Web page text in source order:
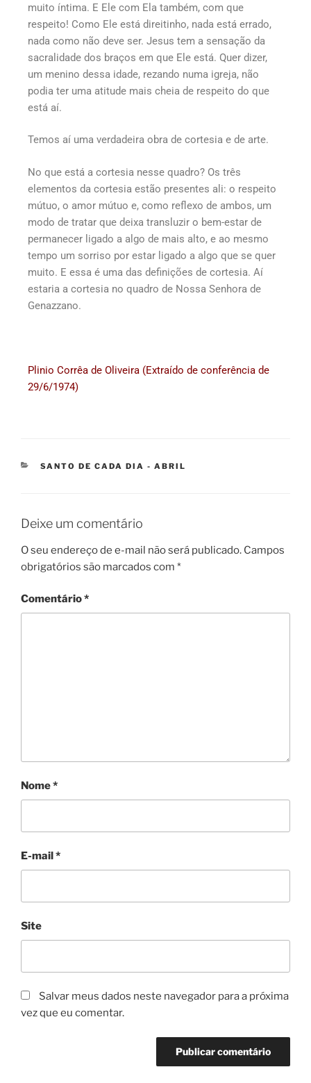
muito íntima. E Ele com Ela também, com que
respeito! Como Ele está direitinho, nada está errado,
nada como não deve ser. Jesus tem a sensação da
sacralidade dos braços em que Ele está. Quer dizer,
um menino dessa idade, rezando numa igreja, não
podia ter uma atitude mais cheia de respeito do que
está aí.
Temos aí uma verdadeira obra de cortesia e de arte.
No que está a cortesia nesse quadro? Os três
elementos da cortesia estão presentes ali: o respeito
mútuo, o amor mútuo e, como reflexo de ambos, um
modo de tratar que deixa transluzir o bem-estar de
permanecer ligado a algo de mais alto, e ao mesmo
tempo um sorriso por estar ligado a algo que se quer
muito. E essa é uma das definições de cortesia. Aí
estaria a cortesia no quadro de Nossa Senhora de
Genazzano.
Plinio Corrêa de Oliveira (Extraído de conferência de
29/6/1974)
SANTO DE CADA DIA - ABRIL
Deixe um comentário
O seu endereço de e-mail não será publicado. Campos
obrigatórios são marcados com *
Comentário*
Nome*
E-mail *
Site
Salvar meus dados neste navegador para a próxima
vez que eu comentar.